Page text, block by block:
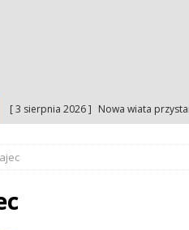
[ 3 sierpnia 2026 ] Nowa wiata
[ 2 sierpnia 2026 ]